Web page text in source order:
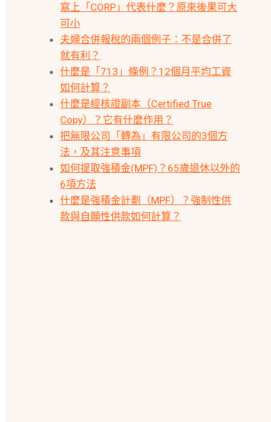
寫上「CORP」代表什麼？原來後果可大
可小
夫婦合併報稅的兩個例子：不是合併了
就有利？
什麼是「713」條例？12個月平均工資
如何計算？
什麼是經核證副本（Certified True
Copy）？它有什麼作用？
把無限公司「轉為」有限公司的3個方
法，及其注意事項
如何提取強積金(MPF)？65歲退休以外的
6項方法
什麼是強積金計劃（MPF）？強制性供
款與自願性供款如何計算？